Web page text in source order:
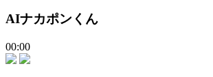
AIナカポンくん
00:00